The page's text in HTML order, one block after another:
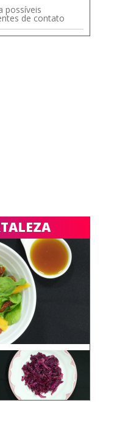
possíveis
de contato